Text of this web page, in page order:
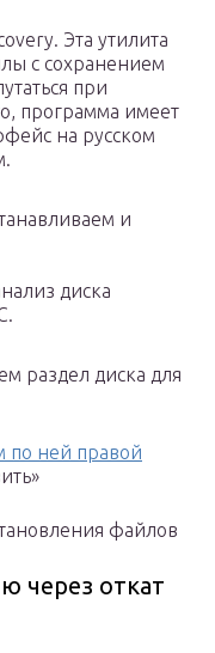
Эта утилита
с сохранением
при
программа имеет
на русском
и
диска
раздел диска для
по ней правой
файлов
через откат